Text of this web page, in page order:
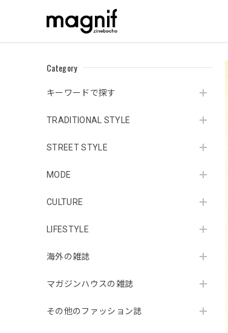
Category
キーワードで探す
TRADITIONAL STYLE
STREET STYLE
MODE
CULTURE
LIFESTYLE
海外の雑誌
マガジンハウスの雑誌
その他のファッション誌